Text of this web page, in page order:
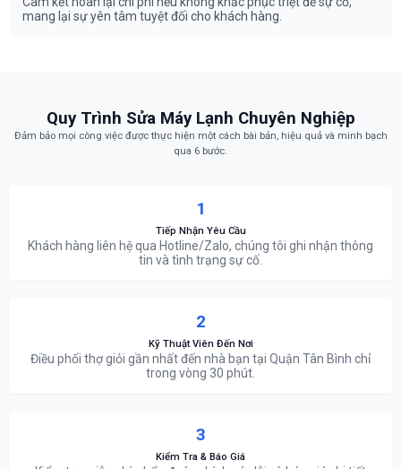
mang lại sự yên tâm tuyệt đối cho khách hàng.
Quy Trình Sửa Máy Lạnh Chuyên Nghiệp
Đảm bảo mọi công việc được thực hiện một cách bài bản, hiệu quả và minh bạch
qua 6 bước.
1
Tiếp Nhận Yêu Cầu
Khách hàng liên hệ qua Hotline/Zalo, chúng tôi ghi nhận thông
tin và tình trạng sự cố.
2
Kỹ Thuật Viên Đến Nơi
Điều phối thợ giỏi gần nhất đến nhà bạn tại Quận Tân Bình chỉ
trong vòng 30 phút.
3
Kiểm Tra & Báo Giá